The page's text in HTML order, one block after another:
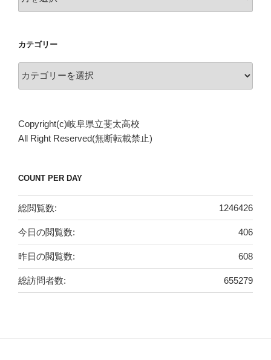
ー
ブ
カテゴリー
テ
ー
Copyright(c)岐阜県立斐太高校
All Right Reserved(無断転載禁止)
COUNT PER DAY
1246426
総閲覧数:
406
今日の閲覧数:
608
昨日の閲覧数:
655279
総訪問者数: